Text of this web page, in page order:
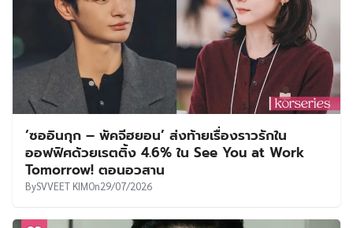
‘ซออินกุก – พัคจีฮยอน’ ส่งท้ายเรื่องราวรักใน
ออฟฟิศด้วยเรตติ้ง 4.6% ใน See You at Work
Tomorrow! ตอนอวสาน
BySVVEET KIMOn29/07/2026